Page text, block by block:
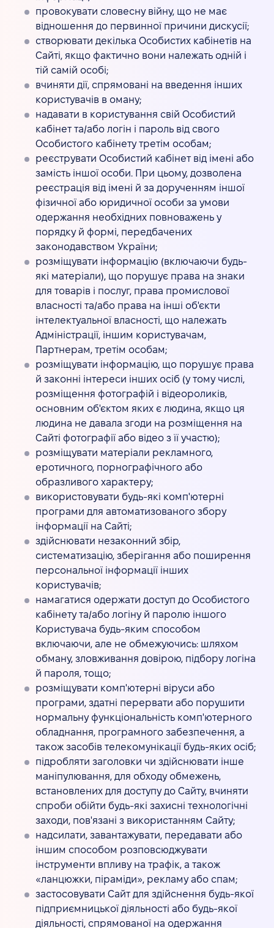
провокувати словесну війну, що не має
відношення до первинної причини дискусії;
створювати декілька Особистих кабінетів на
Сайті, якщо фактично вони належать одній і
тій самій особі;
вчиняти дії, спрямовані на введення інших
користувачів в оману;
надавати в користування свій Особистий
кабінет та/або логін і пароль від свого
Особистого кабінету третім особам;
реєструвати Особистий кабінет від імені або
замість іншої особи. При цьому, дозволена
реєстрація від імені й за дорученням іншої
фізичної або юридичної особи за умови
одержання необхідних повноважень у
порядку й формі, передбачених
законодавством України;
розміщувати інформацію (включаючи будь-
які матеріали), що порушує права на знаки
для товарів і послуг, права промислової
власності та/або права на інші об'єкти
інтелектуальної власності, що належать
Адміністрації, іншим користувачам,
Партнерам, третім особам;
розміщувати інформацію, що порушує права
й законні інтереси інших осіб (у тому числі,
розміщення фотографій і відеороликів,
основним об'єктом яких є людина, якщо ця
людина не давала згоди на розміщення на
Сайті фотографії або відео з її участю);
розміщувати матеріали рекламного,
еротичного, порнографічного або
образливого характеру;
використовувати будь-які комп'ютерні
програми для автоматизованого збору
інформації на Сайті;
здійснювати незаконний збір,
систематизацію, зберігання або поширення
персональної інформації інших
користувачів;
намагатися одержати доступ до Особистого
кабінету та/або логіну й паролю іншого
Користувача будь-яким способом
включаючи, але не обмежуючись: шляхом
обману, зловживання довірою, підбору логіна
й пароля, тощо;
розміщувати комп'ютерні віруси або
програми, здатні перервати або порушити
нормальну функціональність комп'ютерного
обладнання, програмного забезпечення, а
також засобів телекомунікації будь-яких осіб;
підробляти заголовки чи здійснювати інше
маніпулювання, для обходу обмежень,
встановлених для доступу до Сайту, вчиняти
спроби обійти будь-які захисні технологічні
заходи, пов'язані з використанням Сайту;
надсилати, завантажувати, передавати або
іншим способом розповсюджувати
інструменти впливу на трафік, а також
«ланцюжки, піраміди», рекламу або спам;
застосовувати Сайт для здійснення будь-якої
підприємницької діяльності або будь-якої
діяльності, спрямованої на одержання